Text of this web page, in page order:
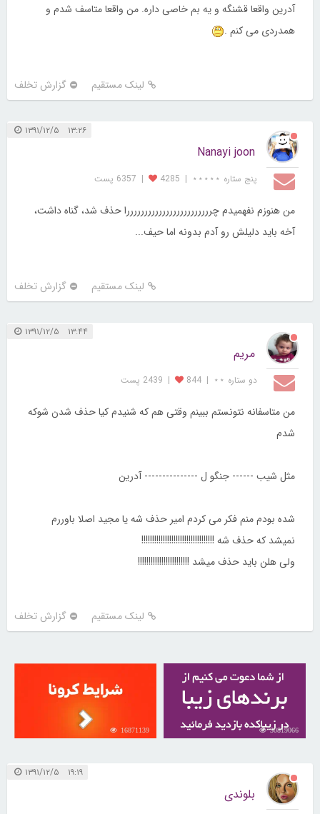
آدرین واقعا قشنگه و یه بم خاصی داره. من واقعا متاسف شدم و
همدردی می کنم .
لینک مستقیم گزارش تخلف
۱۳:۲۶ ۱۳۹۱/۱۲/۵
Nanayi joon
پنج ستاره ⋆⋆⋆⋆⋆ |
4285
| 6357 پست
من هنوزم نفهمیدم چررررررررررررررررررررررررا حذف شد، گناه داشت،
آخه باید دلیلش رو آدم بدونه اما حیف...
لینک مستقیم گزارش تخلف
۱۳:۴۴ ۱۳۹۱/۱۲/۵
مریم
دو ستاره ⋆⋆ |
844
| 2439 پست
من متاسفانه نتونستم ببینم وقتی هم که شنیدم کیا حذف شدن شوکه
شدم
مثل شیب ------ جنگو ل --------------- آدرین
شده بودم منم فکر می کردم امیر حذف شه یا مجید اصلا باوررم
نمیشد که حذف شه !!!!!!!!!!!!!!!!!!!!!!!!!!!!!!!!!!
ولی هلن باید حذف میشد !!!!!!!!!!!!!!!!!!!!!!!!
لینک مستقیم گزارش تخلف
30819066
16871139
۱۹:۱۹ ۱۳۹۱/۱۲/۵
بلوندی